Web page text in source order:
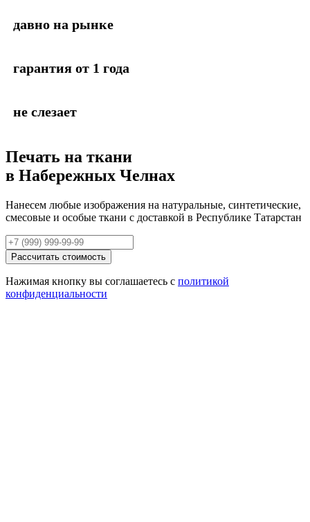
давно на рынке
гарантия от 1 года
не слезает
Печать на ткани
в Набережных Челнах
Нанесем любые изображения на натуральные, синтетические,
смесовые и особые ткани с доставкой в Республике Татарстан
Рассчитать стоимость
Нажимая кнопку вы соглашаетесь с политикой
конфиденциальности